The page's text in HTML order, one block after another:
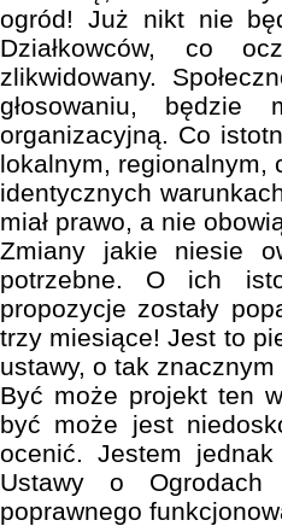
ogród! Już nikt nie
Działkowców, co
zlikwidowany.
głosowaniu,
organizacyjną. Co
lokalnym, regionalnym,
identycznych
miał prawo, a nie
Zmiany jakie niesie
potrzebne. O ich
propozycje zostały
trzy miesiące! Jest to
ustawy, o tak
Być może projekt ten
być może jest
ocenić. Jestem
Ustawy o Ogrodach
poprawnego